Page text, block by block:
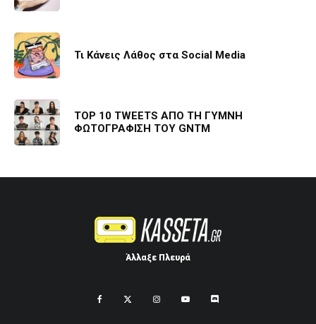
Τι Κάνεις Λάθος στα Social Media
TOP 10 TWEETS ΑΠΟ ΤΗ ΓΥΜΝΗ
ΦΩΤΟΓΡΑΦΙΣΗ ΤΟΥ GNTM
Άλλαξε Πλευρά